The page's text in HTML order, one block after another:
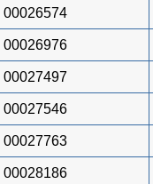
00026574
00026976
00027497
00027546
00027763
00028186